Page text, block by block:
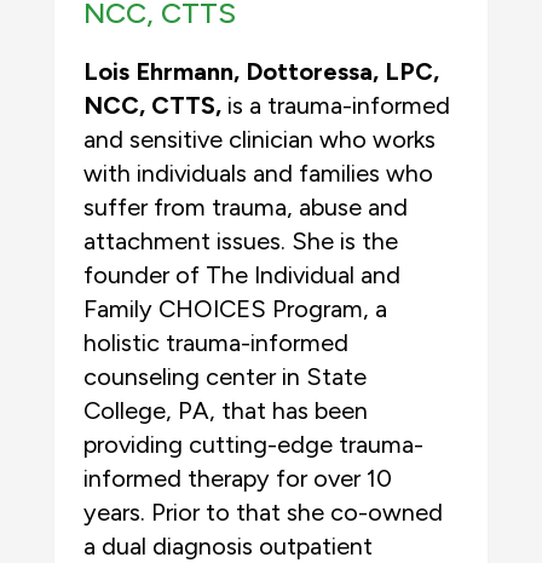
NCC, CTTS
Lois Ehrmann, Dottoressa, LPC,
NCC, CTTS, is a trauma-informed
and sensitive clinician who works
with individuals and families who
suffer from trauma, abuse and
attachment issues. She is the
founder of The Individual and
Family CHOICES Program, a
holistic trauma-informed
counseling center in State
College, PA, that has been
providing cutting-edge trauma-
informed therapy for over 10
years. Prior to that she co-owned
a dual diagnosis outpatient